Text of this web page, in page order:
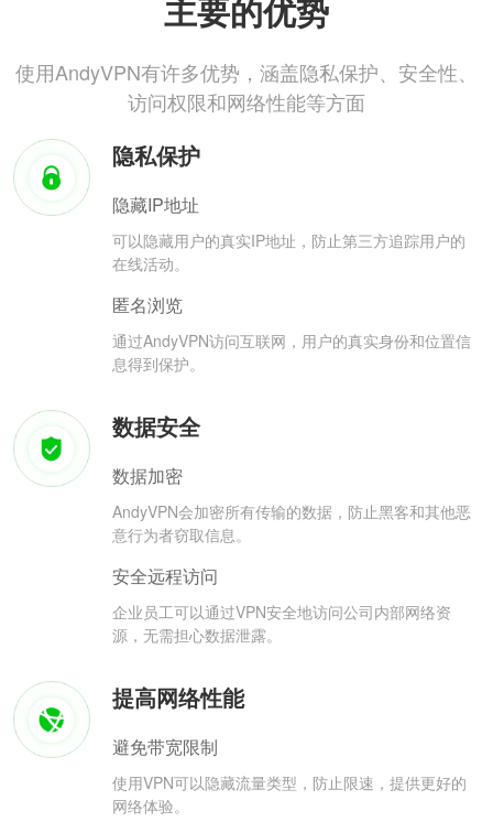
主要的优势
使用AndyVPN有许多优势，涵盖隐私保护、安全性、
访问权限和网络性能等方面
隐私保护
隐藏IP地址
可以隐藏用户的真实IP地址，防止第三方追踪用户的
在线活动。
匿名浏览
通过AndyVPN访问互联网，用户的真实身份和位置信
息得到保护。
数据安全
数据加密
AndyVPN会加密所有传输的数据，防止黑客和其他恶
意行为者窃取信息。
安全远程访问
企业员工可以通过VPN安全地访问公司内部网络资
源，无需担心数据泄露。
提高网络性能
避免带宽限制
使用VPN可以隐藏流量类型，防止限速，提供更好的
网络体验。